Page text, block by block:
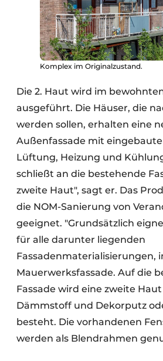
Komplex im Originalzustand.
Die 2. Haut wird im
ausgeführt. Die Häuser, die
werden sollen, erhalten eine
Außenfassade mit
Lüftung, Heizung und
schließt an die bestehende
zweite Haut", sagt er. Das
die NOM-Sanierung von
geeignet. "Grundsätzlich
für alle darunter liegenden
Fassadenmaterialisierungen,
Mauerwerksfassade. Auf die
Fassade wird eine zweite
Dämmstoff und Dekorputz
besteht. Die vorhandenen
werden als Blendrahmen